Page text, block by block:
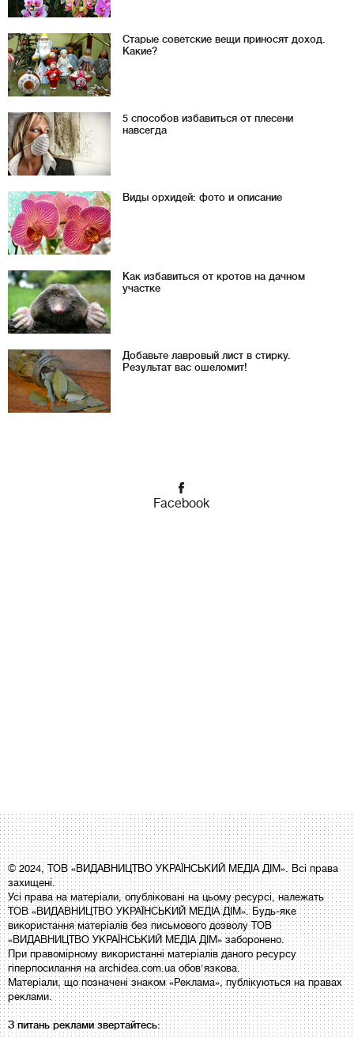
Старые советские вещи приносят доход.
Какие?
5 способов избавиться от плесени
навсегда
Виды орхидей: фото и описание
Как избавиться от кротов на дачном
участке
Добавьте лавровый лист в стирку.
Результат вас ошеломит!
Facebook
© 2024, ТОВ «ВИДАВНИЦТВО УКРАЇНСЬКИЙ МЕДІА ДІМ». Всі права
захищені.
Усі права на матеріали, опубліковані на цьому ресурсі, належать
ТОВ «ВИДАВНИЦТВО УКРАЇНСЬКИЙ МЕДІА ДІМ». Будь-яке
використання матеріалів без письмового дозволу ТОВ
«ВИДАВНИЦТВО УКРАЇНСЬКИЙ МЕДІА ДІМ» заборонено.
При правомірному використанні матеріалів даного ресурсу
гіперпосилання на archidea.com.ua обов'язкова.
Матеріали, що позначені знаком «Реклама», публікуються на правах
реклами.
З питань реклами звертайтесь: